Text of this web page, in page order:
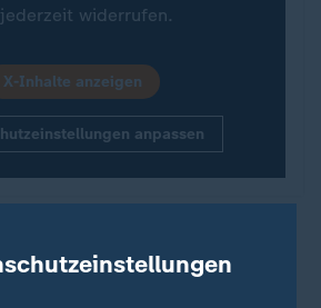
widerrufen.
X-Inhalte anzeigen
anpassen
Video von